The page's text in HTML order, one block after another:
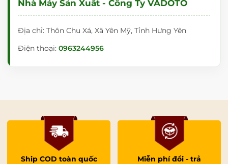
Nhà Máy Sản Xuất - Công Ty VADOTO
Địa chỉ: Thôn Chu Xá, Xã Yên Mỹ, Tỉnh Hưng Yên
Điện thoại: 0963244956
Ship COD toàn quốc Miễn phí đổi - trả